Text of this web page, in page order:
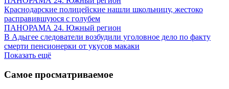
Краснодарские полицейские нашли школьницу, жестоко
расправившуюся с голубем
ПАНОРАМА 24. Южный регион
В Адыгее следователи возбудили уголовное дело по факту
смерти пенсионерки от укусов макаки
Показать ещё
Самое просматриваемое